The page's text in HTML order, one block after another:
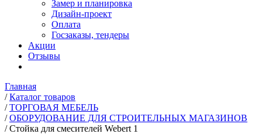
Замер и планировка
Дизайн-проект
Оплата
Госзаказы, тендеры
Акции
Отзывы
Главная
/ Каталог товаров
/ ТОРГОВАЯ МЕБЕЛЬ
/ ОБОРУДОВАНИЕ ДЛЯ СТРОИТЕЛЬНЫХ МАГАЗИНОВ
/ Стойка для смесителей Webert 1